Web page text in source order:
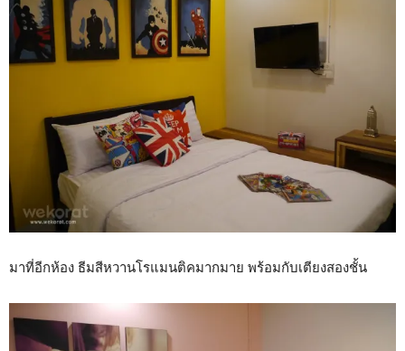
มาที่อีกห้อง ธีมสีหวานโรแมนติคมากมาย พร้อมกับเตียงสองชั้น